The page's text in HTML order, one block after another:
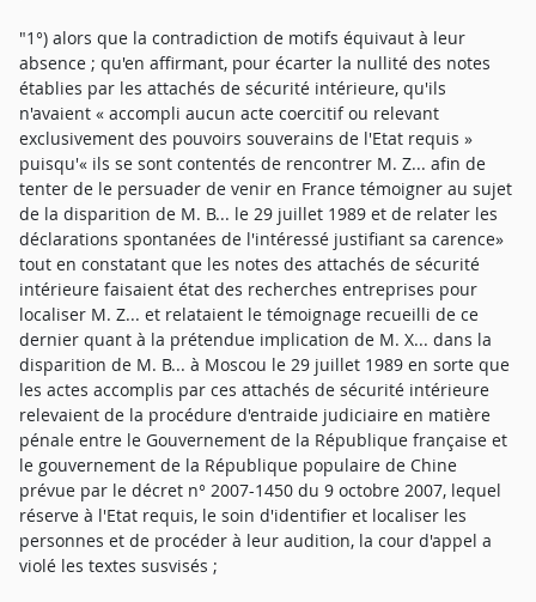
"1°) alors que la contradiction de motifs équivaut à leur
absence ; qu'en affirmant, pour écarter la nullité des notes
établies par les attachés de sécurité intérieure, qu'ils
n'avaient « accompli aucun acte coercitif ou relevant
exclusivement des pouvoirs souverains de l'Etat requis »
puisqu'« ils se sont contentés de rencontrer M. Z... afin de
tenter de le persuader de venir en France témoigner au sujet
de la disparition de M. B... le 29 juillet 1989 et de relater les
déclarations spontanées de l'intéressé justifiant sa carence»
tout en constatant que les notes des attachés de sécurité
intérieure faisaient état des recherches entreprises pour
localiser M. Z... et relataient le témoignage recueilli de ce
dernier quant à la prétendue implication de M. X... dans la
disparition de M. B... à Moscou le 29 juillet 1989 en sorte que
les actes accomplis par ces attachés de sécurité intérieure
relevaient de la procédure d'entraide judiciaire en matière
pénale entre le Gouvernement de la République française et
le gouvernement de la République populaire de Chine
prévue par le décret n° 2007-1450 du 9 octobre 2007, lequel
réserve à l'Etat requis, le soin d'identifier et localiser les
personnes et de procéder à leur audition, la cour d'appel a
violé les textes susvisés ;